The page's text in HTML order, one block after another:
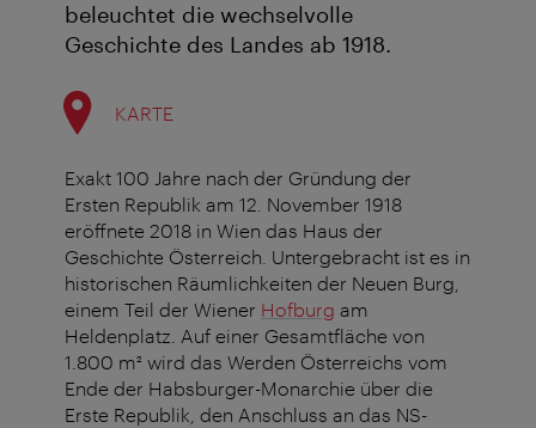
beleuchtet die wechselvolle
Geschichte des Landes ab 1918.
KARTE
Exakt 100 Jahre nach der Gründung der
Ersten Republik am 12. November 1918
eröffnete 2018 in Wien das Haus der
Geschichte Österreich. Untergebracht ist es in
historischen Räumlichkeiten der Neuen Burg,
einem Teil der Wiener Hofburg am
Heldenplatz. Auf einer Gesamtfläche von
1.800 m² wird das Werden Österreichs vom
Ende der Habsburger-Monarchie über die
Erste Republik, den Anschluss an das NS-